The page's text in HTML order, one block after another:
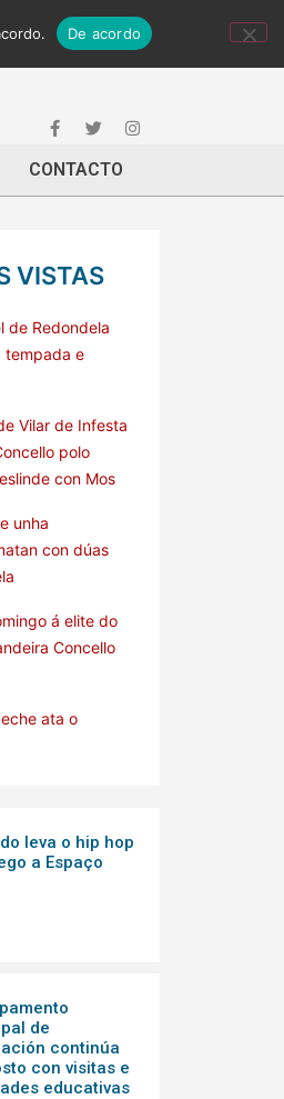
CONTACTO
VISTAS
de Redondela
tempada e
Vilar de Infesta
polo
con Mos
unha
con dúas
á elite do
Concello
ata o
leva o hip hop
a Espaço
de
continúa
con visitas e
educativas
De acordo